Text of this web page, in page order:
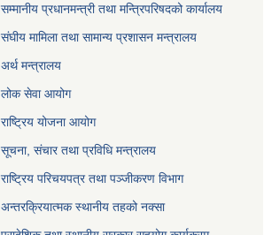
सम्मानीय प्रधानमन्त्री तथा मन्त्रिपरिषदको कार्यालय
संघीय मामिला तथा सामान्य प्रशासन मन्त्रालय
अर्थ मन्त्रालय
लोक सेवा आयोग
राष्ट्रिय योजना आयोग
सूचना, संचार तथा प्रविधि मन्त्रालय
राष्ट्रिय परिचयपत्र तथा पञ्जीकरण विभाग
अन्तरक्रियात्मक स्थानीय तहको नक्सा